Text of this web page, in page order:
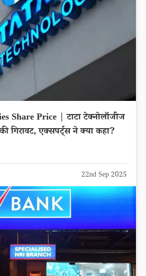
Share Price | टाटा टेक्नोलॉजीज
गिरावट, एक्सपर्ट्स ने क्या कहा?
22nd Sep 2025